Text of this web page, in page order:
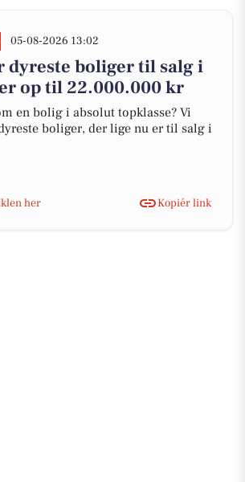
05-08-2026 13:02
dyreste boliger til salg i
op til 22.000.000 kr
en bolig i absolut topklasse? Vi
boliger, der lige nu er til salg i
her
Kopiér link